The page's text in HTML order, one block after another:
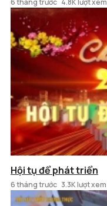
6 tháng trước 4.8K lượt xem
Hội tụ để phát triển
6 tháng trước 3.3K lượt xem